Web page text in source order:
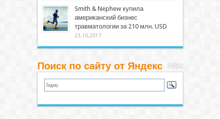
Smith & Nephew купила
американский бизнес
травматологии за 210 млн. USD
23.10.2017
Поиск по сайту от Яндекс